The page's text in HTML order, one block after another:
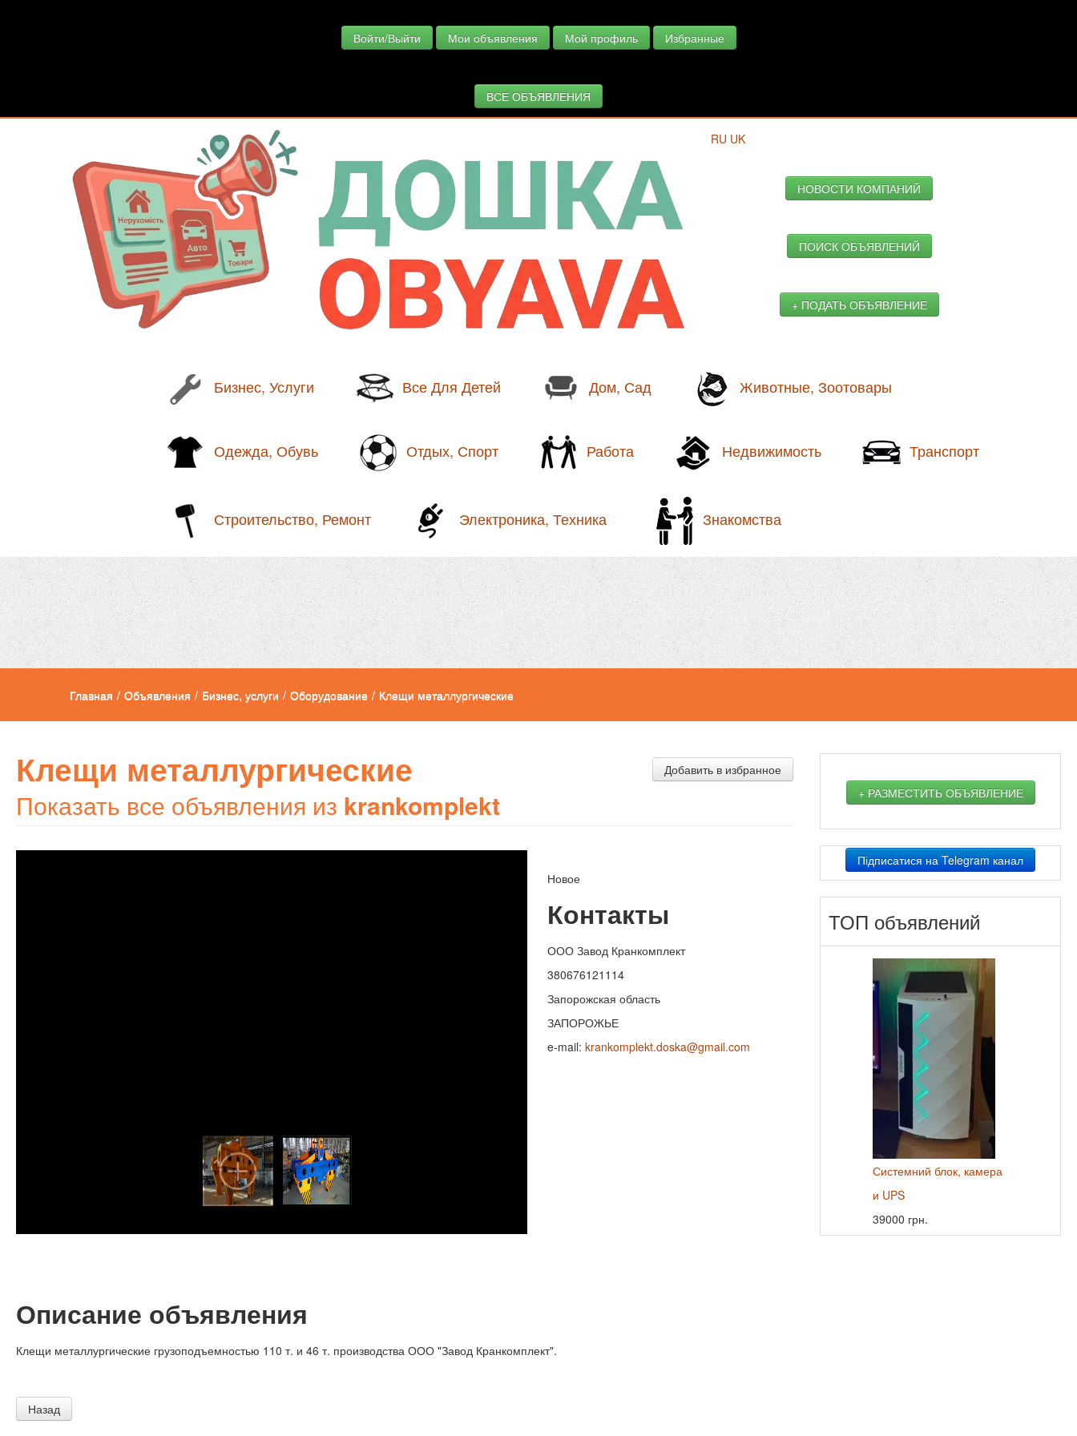
Войти/Выйти Мои объявления Мой профиль Избранные
ВСЕ ОБЪЯВЛЕНИЯ
RU UK
НОВОСТИ КОМПАНИЙ
ПОИСК ОБЪЯВЛЕНИЙ
+ ПОДАТЬ ОБЪЯВЛЕНИЕ
Бизнес, Услуги Все Для Детей Дом, Сад Животные, Зоотовары
Одежда, Обувь Отдых, Спорт Работа Недвижимость Транспорт
Строительство, Ремонт Электроника, Техника Знакомства
Главная / Объявления / Бизнес, услуги / Оборудование / Клещи металлургические
Клещи металлургические
Показать все объявления из krankomplekt
Добавить в избранное
Новое
Контакты
ООО Завод Кранкомплект
380676121114
Запорожская область
ЗАПОРОЖЬЕ
e-mail: krankomplekt.doska@gmail.com
Описание объявления
Клещи металлургические грузоподъемностью 110 т. и 46 т. производства ООО "Завод Кранкомплект".
Назад
+ РАЗМЕСТИТЬ ОБЪЯВЛЕНИЕ
Підписатися на Telegram канал
ТОП объявлений
Системний блок, камера
и UPS
39000 грн.